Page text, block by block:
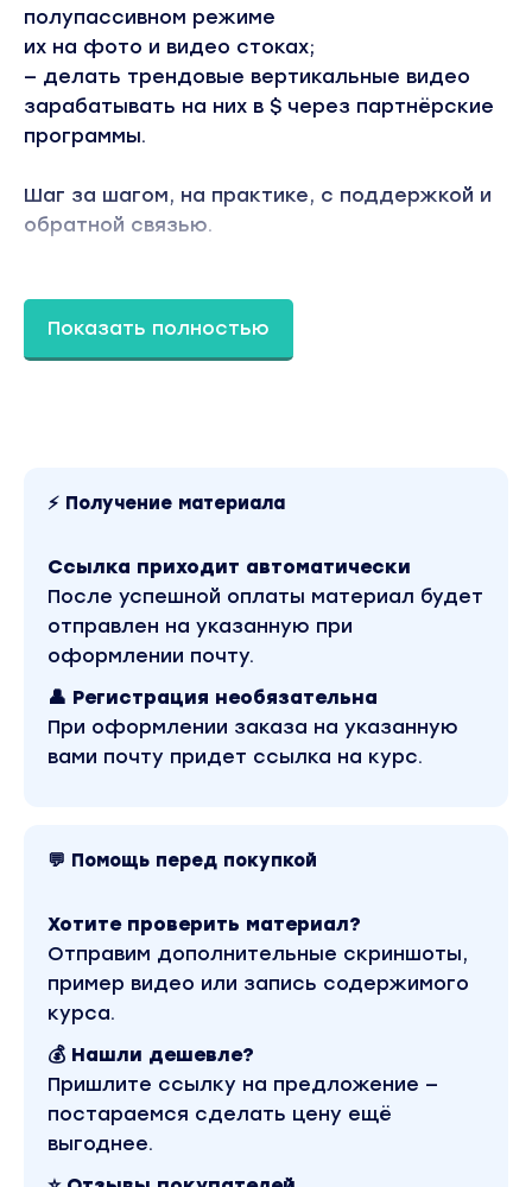
полупассивном режиме
их на фото и видео стоках;
— делать трендовые вертикальные видео
зарабатывать на них в $ через партнёрские
программы.
Шаг за шагом, на практике, с поддержкой и
обратной связью.
Его ролик уже в топе выдачи англоязычного
Между 2-мя видосами по 400к просмотров. На
видео ушло 2 часа.
Контент — никакой воды, только пересказ
личной практики.
Формат — только пошаговая практика, 1-2-3,
результат в студию.
Атмосфера — все на равных, изучаем и
Механика — привычные и простые интерфейсы,
справишься, если умеешь пользоваться
Не успели ещё отправить ссылку на
как в лс уже пошли вопросы типа "куда
Ну не заебись ли?
Показать полностью
⚡ Получение материала
Ссылка приходит автоматически
После успешной оплаты материал будет
отправлен на указанную при
оформлении почту.
👤 Регистрация необязательна
При оформлении заказа на указанную
вами почту придет ссылка на курс.
💬 Помощь перед покупкой
Хотите проверить материал?
Отправим дополнительные скриншоты,
пример видео или запись содержимого
курса.
💰 Нашли дешевле?
Пришлите ссылку на предложение —
постараемся сделать цену ещё
выгоднее.